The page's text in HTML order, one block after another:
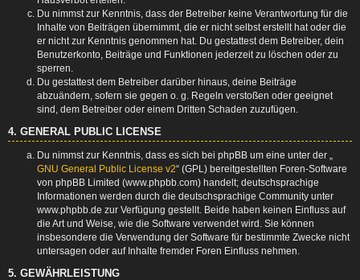
Du nimmst zur Kenntnis, dass der Betreiber keine Verantwortung für die
Inhalte von Beiträgen übernimmt, die er nicht selbst erstellt hat oder die
er nicht zur Kenntnis genommen hat. Du gestattest dem Betreiber, dein
Benutzerkonto, Beiträge und Funktionen jederzeit zu löschen oder zu
sperren.
Du gestattest dem Betreiber darüber hinaus, deine Beiträge
abzuändern, sofern sie gegen o. g. Regeln verstoßen oder geeignet
sind, dem Betreiber oder einem Dritten Schaden zuzufügen.
4. GENERAL PUBLIC LICENSE
Du nimmst zur Kenntnis, dass es sich bei phpBB um eine unter der „
GNU General Public License v2“ (GPL) bereitgestellten Foren-Software
von phpBB Limited (www.phpbb.com) handelt; deutschsprachige
Informationen werden durch die deutschsprachige Community unter
www.phpbb.de zur Verfügung gestellt. Beide haben keinen Einfluss auf
die Art und Weise, wie die Software verwendet wird. Sie können
insbesondere die Verwendung der Software für bestimmte Zwecke nicht
untersagen oder auf Inhalte fremder Foren Einfluss nehmen.
5. GEWÄHRLEISTUNG